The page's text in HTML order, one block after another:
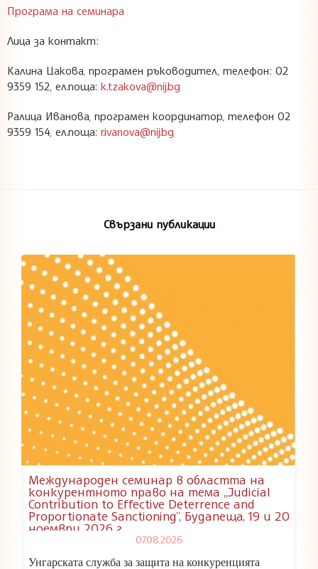
Програма на семинара
Лица за контакт:
Калина Цакова, програмен ръководител, телефон: 02
9359 152, ел.поща: k.tzakova@nij.bg
Ралица Иванова, програмен координатор, телефон 02
9359 154, ел.поща: r.ivanova@nij.bg
Свързани публикации
Международен семинар в областта на
конкурентното право на тема „Judicial
Contribution to Effective Deterrence and
Proportionate Sanctioning”, Будапеща, 19 и 20
ноември 2026 г.
07.08.2026
Унгарската служба за защита на конкуренцията